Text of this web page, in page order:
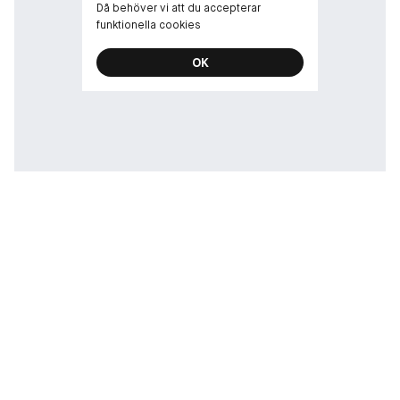
Då behöver vi att du accepterar
funktionella cookies
OK